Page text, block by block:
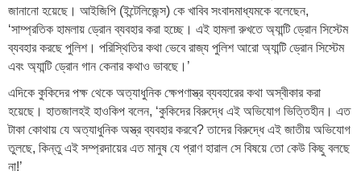
জানানো হয়েছে। আইজিপি (ইন্টেলিজেন্স) কে খাবিব সংবাদমাধ্যমকে বলেছেন,
‘সাম্প্রতিক হামলায় ড্রোন ব্যবহার করা হচ্ছে। এই হামলা রুখতে অ্যান্টি ড্রোন সিস্টেম
ব্যবহার করছে পুলিশ। পরিস্থিতির কথা ভেবে রাজ্য পুলিশ আরো অ্যান্টি ড্রোন সিস্টেম
এবং অ্যান্টি ড্রোন গান কেনার কথাও ভাবছে।’
এদিকে কুকিদের পক্ষ থেকে অত্যাধুনিক ক্ষেপণাস্ত্র ব্যবহারের কথা অস্বীকার করা
হয়েছে। হাতজালহই হাওকিপ বলেন, ‘কুকিদের বিরুদ্ধে এই অভিযোগ ভিত্তিহীন। এত
টাকা কোথায় যে অত্যাধুনিক অস্ত্র ব্যবহার করবে? তাদের বিরুদ্ধে এই জাতীয় অভিযোগ
তুলছে, কিন্তু এই সম্প্রদায়ের এত মানুষ যে প্রাণ হারাল সে বিষয়ে তো কেউ কিছু বলছে
না!’